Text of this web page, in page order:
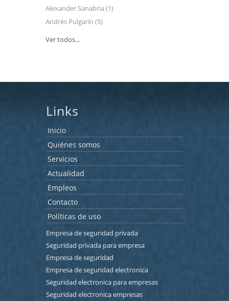
Alexander Sanabria (1)
Andrés Pulgarín (5)
Ver todos...
Links
Inicio
Quiénes somos
Servicios
Actualidad
Empleos
Contacto
Políticas de uso
Empresa de seguridad privada
Seguridad privada para empresa
Empresa de seguridad
Empresa de seguridad electronica
Seguridad electronica para empresas
Seguridad electronica empresas